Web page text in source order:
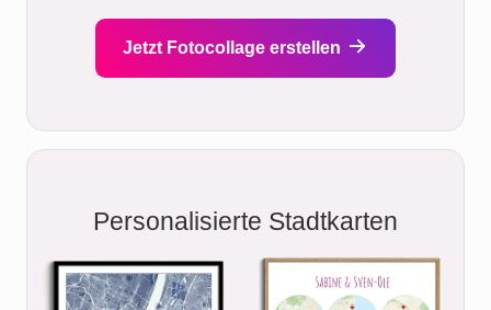
Jetzt Fotocollage erstellen
Personalisierte Stadtkarten